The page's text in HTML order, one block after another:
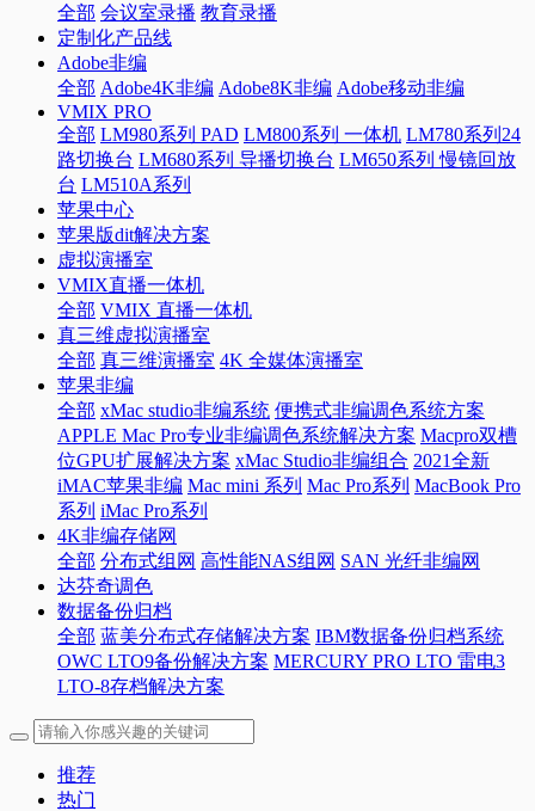
全部 会议室录播 教育录播
定制化产品线
Adobe非编
全部 Adobe4K非编 Adobe8K非编 Adobe移动非编
VMIX PRO
全部 LM980系列 PAD LM800系列 一体机 LM780系列24
路切换台 LM680系列 导播切换台 LM650系列 慢镜回放
台 LM510A系列
苹果中心
苹果版dit解决方案
虚拟演播室
VMIX直播一体机
全部 VMIX 直播一体机
真三维虚拟演播室
全部 真三维演播室 4K 全媒体演播室
苹果非编
全部 xMac studio非编系统 便携式非编调色系统方案
APPLE Mac Pro专业非编调色系统解决方案 Macpro双槽
位GPU扩展解决方案 xMac Studio非编组合 2021全新
iMAC苹果非编 Mac mini 系列 Mac Pro系列 MacBook Pro
系列 iMac Pro系列
4K非编存储网
全部 分布式组网 高性能NAS组网 SAN 光纤非编网
达芬奇调色
数据备份归档
全部 蓝美分布式存储解决方案 IBM数据备份归档系统
OWC LTO9备份解决方案 MERCURY PRO LTO 雷电3
LTO-8存档解决方案
推荐
热门